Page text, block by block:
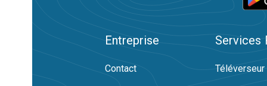
Entreprise
Contact
Services
Téléverseur